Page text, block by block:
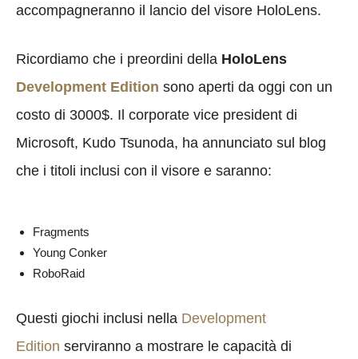
accompagneranno il lancio del visore HoloLens.
Ricordiamo che i preordini della HoloLens
Development Edition sono aperti da oggi con un
costo di 3000$. Il corporate vice president di
Microsoft, Kudo Tsunoda, ha annunciato sul blog
che i titoli inclusi con il visore e saranno:
Fragments
Young Conker
RoboRaid
Questi giochi inclusi nella Development
Edition serviranno a mostrare le capacità di